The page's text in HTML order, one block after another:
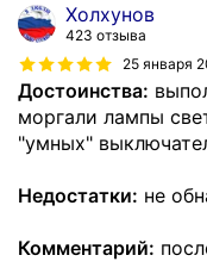
Холхунов
423 отзыва
25 января
Достоинства:
моргали лампы
"умных"
Недостатки: не
Комментарий: